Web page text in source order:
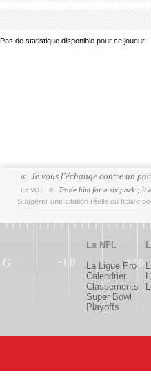
Pas de statistique disponible pour ce joueur
Je vous l'échange contre un
En VO :
Trade him for a six pack ; it
Suggérer une citation réelle ou fictive
La NFL
La Ligue Pro
Calendrier
Classements
Super Bowl
Playoffs